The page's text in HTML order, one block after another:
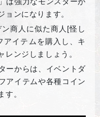
ョンになります。
商人に似た商人[怪し
アイテムを購入し、キ
レンジしましょう。
ーからは、イベントダ
アイテムや各種コイン
す。